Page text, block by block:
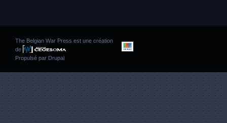
The Belgian War Press est une création
de
Propulsé par Drupal